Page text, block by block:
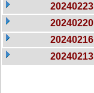
20240223
20240220
20240216
20240213